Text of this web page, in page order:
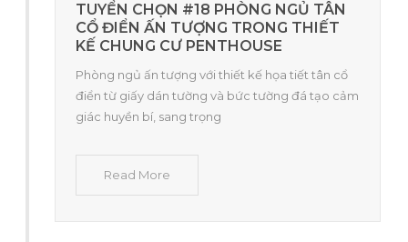
TUYỂN CHỌN #18 PHÒNG NGỦ TÂN
CỔ ĐIỂN ẤN TƯỢNG TRONG THIẾT
KẾ CHUNG CƯ PENTHOUSE
Phòng ngủ ấn tượng với thiết kế họa tiết tân cổ
điển từ giấy dán tường và bức tường đá tạo cảm
giác huyền bí, sang trọng
Read More